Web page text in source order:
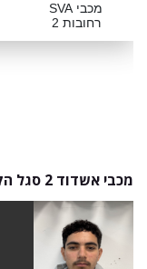
מכבי SVA
רחובות 2
מכבי אשדוד 2 סגל הקבוצה